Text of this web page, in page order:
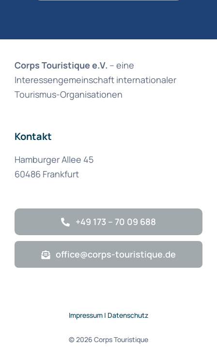
Corps Touristique e.V. – eine
Interessengemeinschaft internationaler
Tourismus-Organisationen
Kontakt
Hamburger Allee 45
60486 Frankfurt
+49 173 – 70 09 688
office@corps-touristique.de
Impressum | Datenschutz
© 2026 Corps Touristique